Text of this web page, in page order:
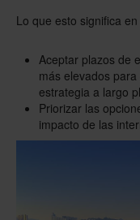
Lo que esto significa
Aceptar plazos de
más elevados
estrategia a largo
Priorizar las
impacto de las